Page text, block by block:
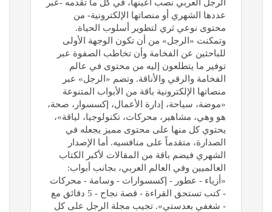
الرجل العربي نصب أعينها، في كل ما تقدمه -عبر
عددها الشهري أو منصاتها الإلكترونية- من
محتوى نوعي ثري لتطوير أسلوب الحياة.
وتمكنت «الرجل» من أن تكون الوجهة الأولى
للباحثين عن الفخامة وأن تخاطب الصفوة عبر
توفير ما يتطلعون إليه من محتوى في عالم
الفخامة والرقي والأناقة. وتضم «الرجل» عبر
منصاتها الإلكترونية باقة من الأبواب المتنوعة
«موضة، سياحة، إدارة الأعمال، إكسسوار، صحة،
هو وهي، مشاهير، محركات، تكنولوجيا، لياقة»،
يحتوي كل منها على محتوى مميز يجعله في
الصدارة، متقدماً على منافسيه. أما الإصدار
الشهري فيضم باقة من المقالات لأكبر الكتاب
العالميين وفي العالم العربي، بجانب أبواب:
«أزياء - عطور - إكسسوارات - وسامة - محركات
- كتب تستحق القراءة - قصة نجاح - 5 دقائق مع
- شغفي بعدستي». تجيب مجلة الرجل على كل